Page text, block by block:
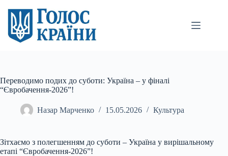
вмісту
Переводимо подих до суботи: Україна – у фіналі
“Євробачення-2026”!
Назар Марченко 15.05.2026 Культура
Зітхаємо з полегшенням до суботи – Україна у вирішальному
етапі “Євробачення-2026”!